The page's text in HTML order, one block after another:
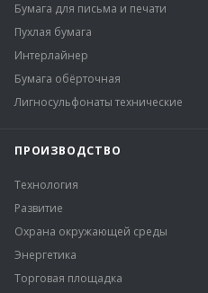
Бумага для письма и печати
Пухлая бумага
Интерлайнер
Бумага обёрточная
Лигносульфонаты технические
ПРОИЗВОДСТВО
Технология
Развитие
Охрана окружающей среды
Энергетика
Торговая площадка